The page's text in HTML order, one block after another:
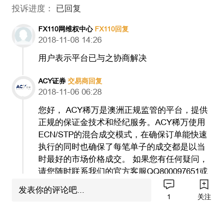
投诉进度： 已回复
FX110网维权中心 FX110回复
2018-11-08 14:26
用户表示平台已与之协商解决
ACY证券 交易商回复
2018-11-06 06:28
您好， ACY稀万是澳洲正规监管的平台，提供
正规的保证金技术和经纪服务。ACY稀万使用
ECN/STP的混合成交模式，在确保订单能快速
执行的同时也确保了每笔单子的成交都是以当
时最好的市场价格成交。 如果您有任何疑问，
请您随时联系我们的官方客服QQ800097651或
者在客户后台递交工单。
发表你的评论吧...
1 关注